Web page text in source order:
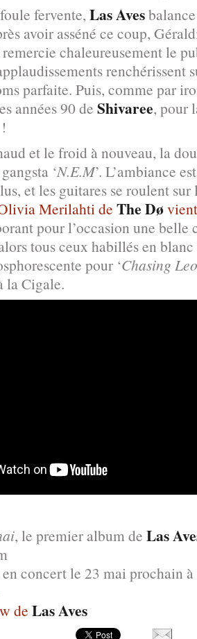
fervente, Las Aves
avoir asséné ce coup,
chaleureusement le
renchérissent
parfaite. Puis, comme par
années 90 de Shivaree, pour
et le froid à nouveau, la
‘N.E.M’. L’ambiance
et les guitares se roulent
Merilahti de The Dø
pour l’occasion une
tous ceux habillés en
pour ‘Chasing Leo
la Cigale.
, le premier album de Las
en concert le 23 mai prochain
de Las Aves